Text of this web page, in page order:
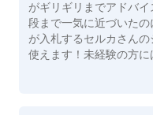
がギリギリまでアドバ
段まで一気に近づいた
が入札するセルカさん
使えます！未経験の方に